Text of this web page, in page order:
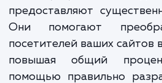
информацию о вашем
стимулируя их к
покупке, регистрации,
Наши услуги по